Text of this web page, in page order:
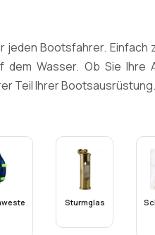
Bootsfahrer.
Wasser. Ob Sie
Teil Ihrer Bootsausrüstung.
Sturmglas